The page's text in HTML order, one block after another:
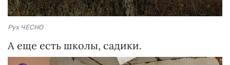
Рух ЧЕСНО
А еще есть школы, садики.